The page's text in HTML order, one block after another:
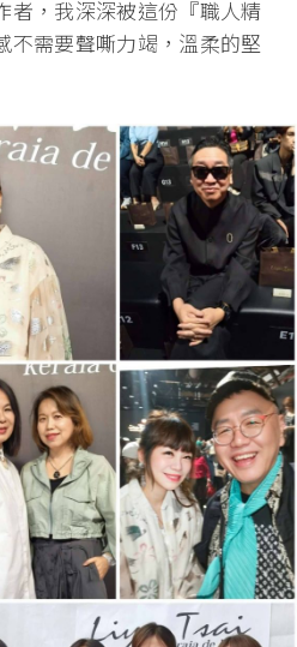
者，我深深被這份『職人精
不需要聲嘶力竭，溫柔的堅